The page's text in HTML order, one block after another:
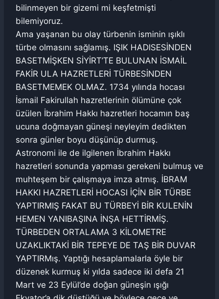
bilinmeyen bir gizemi mi keşfetmişti
bilemiyoruz.
Ama yaşanan bu olay türbenin isminin ışıklı
türbe olmasını sağlamış. IŞIK HADISESİNDEN
BASETMİŞKEN SİYİRT’TE BULUNAN İSMAİL
FAKİR ULA HAZRETLERİ TÜRBESİNDEN
BASETMEMEK OLMAZ. 1734 yılında hocası
İsmail Fakirullah hazretlerinin ölümüne çok
üzülen İbrahim Hakkı hazretleri hocamın baş
ucuna doğmayan güneşi neyleyim dedikten
sonra günler boyu düşünüp durmuş.
Astronomi ile de ilgilenen İbrahim Hakkı
hazretleri sonunda yapması gerekeni bulmuş ve
muhteşem bir çalışmaya imza atmış. İBRAM
HAKKI HAZRETLERİ HOCASI İÇİN BİR TÜRBE
YAPTIRMIŞ FAKAT BU TÜRBEYİ BİR KULENİN
HEMEN YANIBAŞINA İNŞA HETTİRMİŞ.
TÜRBEDEN ORTALAMA 3 KİLOMETRE
UZAKLIKTAKİ BİR TEPEYE DE TAŞ BİR DUVAR
YAPTIRMış. Yaptığı hesaplamalarla öyle bir
düzenek kurmuş ki yılda sadece iki defa 21
Mart ve 23 Eylül’de doğan güneşin ışığı